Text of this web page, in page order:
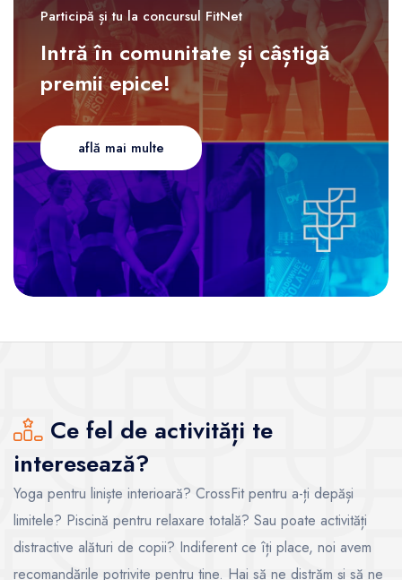
Participă și tu la concursul FitNet
Intră în comunitate și câștigă
premii epice!
află mai multe
Ce fel de activități te
interesează?
Yoga pentru liniște interioară? CrossFit pentru a-ți depăși
limitele? Piscină pentru relaxare totală? Sau poate activități
distractive alături de copii? Indiferent ce îți place, noi avem
recomandările potrivite pentru tine. Hai să ne distrăm și să ne